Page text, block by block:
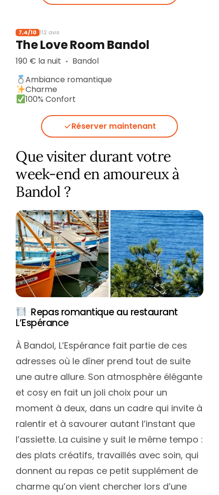
7,4/10 112 avis
The Love Room Bandol
190 € la nuit ▪︎ Bandol
Ambiance romantique
Charme
100% Confort
Réserver maintenant
Que visiter durant votre
week-end en amoureux à
Bandol ?
Repas romantique au restaurant
L’Espérance
À Bandol, L’Espérance fait partie de ces
adresses où le dîner prend tout de suite
une autre allure. Son atmosphère élégante
et cosy en fait un joli choix pour un
moment à deux, dans un cadre qui invite à
ralentir et à savourer autant l’instant que
l’assiette. La cuisine y suit le même tempo :
des plats créatifs, travaillés avec soin, qui
donnent au repas ce petit supplément de
charme qu’on vient chercher lors d’une